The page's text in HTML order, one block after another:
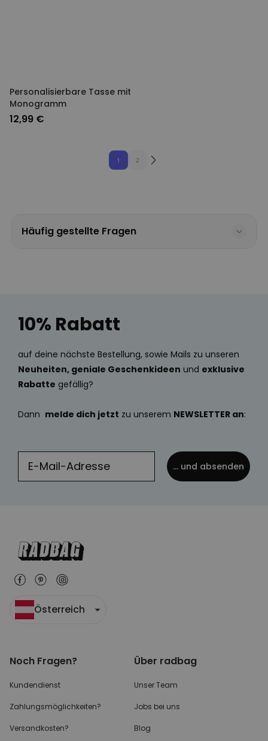
Personalisierbare Tasse mit
Monogramm
12,99 €
1 2
Häufig gestellte Fragen
10% Rabatt
auf deine nächste Bestellung, sowie Mails zu unseren
Neuheiten, geniale Geschenkideen und exklusive
Rabatte gefällig?
Dann melde dich jetzt zu unserem NEWSLETTER an:
... und absenden
Österreich
Noch Fragen?
Kundendienst
Zahlungsmöglichkeiten?
Versandkosten?
Über radbag
Unser Team
Jobs bei uns
Blog